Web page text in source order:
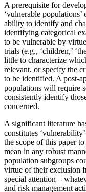
A prerequisite for
‘vulnerable populations’
ability to identify and
identifying categorical
to be vulnerable by
trials (e.g., ‘children,’
little to characterize
relevant, or specify the
to be identified. A post-
populations will require
consistently identify
concerned.
A significant literature
constitutes
the scope of this paper
mean in any robust
population subgroups
virtue of their exclusion
special attention –
and risk management